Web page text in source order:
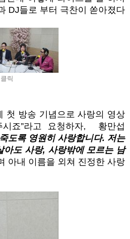
DJ들로 부터 극찬이 쏟아졌다
릭
첫 방송 기념으로 사랑의 영상
죠”라고 요청하자, 황만섭
죽도록 영원히 사랑합니다. 저는
아도 사랑, 사랑밖에 모르는 남
아내 이름을 외쳐 진정한 사랑